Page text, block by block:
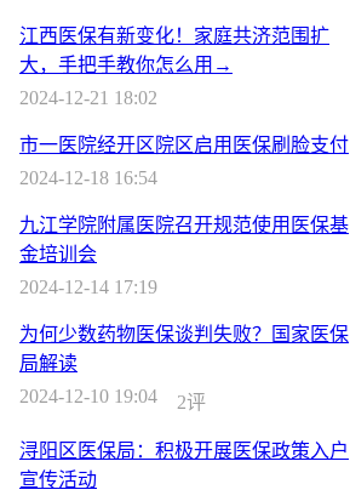
江西医保有新变化！家庭共济范围扩
大，手把手教你怎么用→
2024-12-21 18:02
市一医院经开区院区启用医保刷脸支付
2024-12-18 16:54
九江学院附属医院召开规范使用医保基
金培训会
2024-12-14 17:19
为何少数药物医保谈判失败？国家医保
局解读
2024-12-10 19:04
2评
浔阳区医保局：积极开展医保政策入户
宣传活动